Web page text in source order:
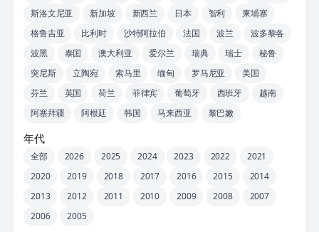
斯洛文尼亚
新加坡 新西兰 日本 智利
柬埔寨
格鲁吉亚
比利时 沙特阿拉伯 法国 波兰
波多黎各
波黑
泰国 澳大利亚 爱尔兰 瑞典 瑞士
秘鲁
突尼斯
立陶宛 索马里 缅甸 罗马尼亚
美国
芬兰
英国 荷兰 菲律宾 葡萄牙 西班牙
越南
阿塞拜疆
阿根廷 韩国 马来西亚 黎巴嫩
年代
全部 2026 2025 2024 2023 2022
2021
2020
2019 2018 2017 2016 2015
2014
2013
2012 2011 2010 2009 2008
2007
2006
2005